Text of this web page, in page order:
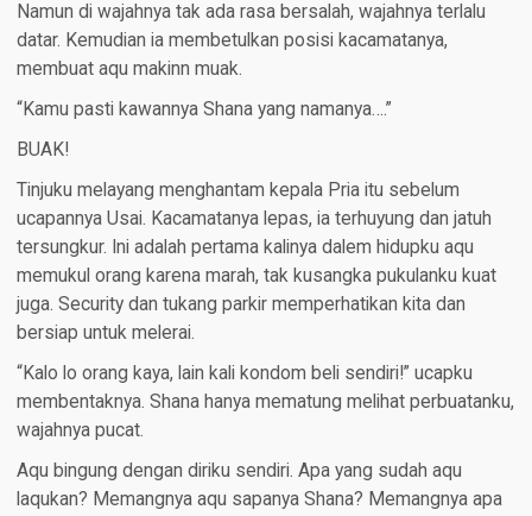
Namun di wajahnya tak ada rasa bersalah, wajahnya terlalu
datar. Kemudian ia membetulkan posisi kacamatanya,
membuat aqu makinn muak.
“Kamu pasti kawannya Shana yang namanya….”
BUAK!
Tinjuku melayang menghantam kepala Pria itu sebelum
ucapannya Usai. Kacamatanya lepas, ia terhuyung dan jatuh
tersungkur. Ini adalah pertama kalinya dalem hidupku aqu
memukul orang karena marah, tak kusangka pukulanku kuat
juga. Security dan tukang parkir memperhatikan kita dan
bersiap untuk melerai.
“Kalo lo orang kaya, lain kali kondom beli sendiri!” ucapku
membentaknya. Shana hanya mematung melihat perbuatanku,
wajahnya pucat.
Aqu bingung dengan diriku sendiri. Apa yang sudah aqu
laqukan? Memangnya aqu sapanya Shana? Memangnya apa